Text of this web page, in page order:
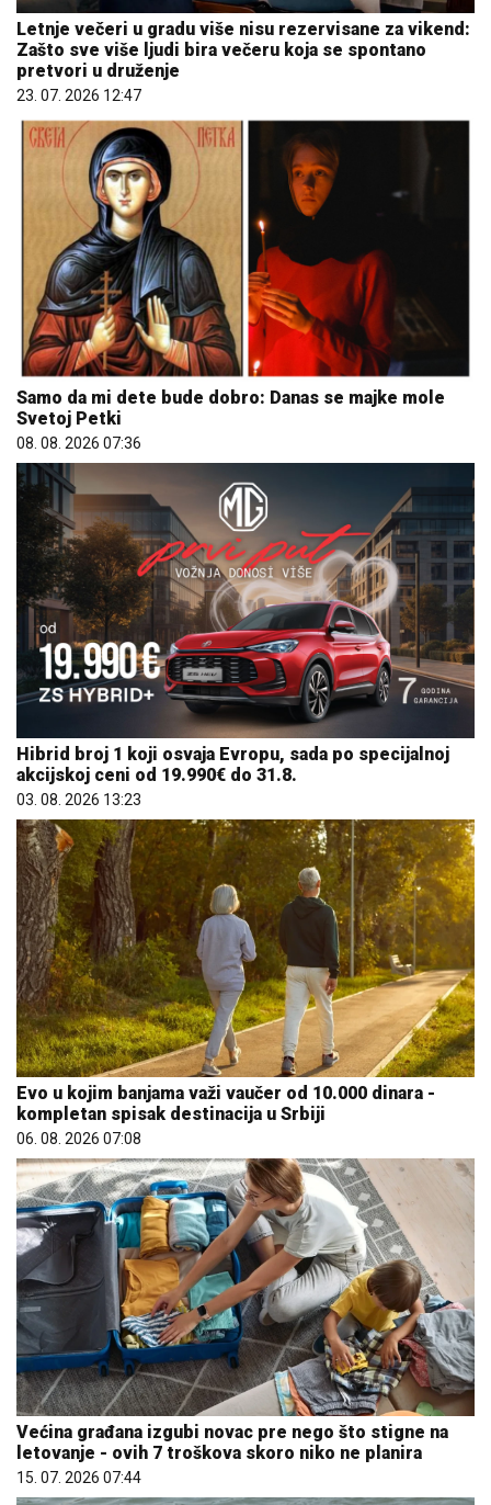
Letnje večeri u gradu više nisu rezervisane za vikend:
Zašto sve više ljudi bira večeru koja se spontano
pretvori u druženje
23. 07. 2026 12:47
Samo da mi dete bude dobro: Danas se majke mole
Svetoj Petki
08. 08. 2026 07:36
Hibrid broj 1 koji osvaja Evropu, sada po specijalnoj
akcijskoj ceni od 19.990€ do 31.8.
03. 08. 2026 13:23
Evo u kojim banjama važi vaučer od 10.000 dinara -
kompletan spisak destinacija u Srbiji
06. 08. 2026 07:08
Većina građana izgubi novac pre nego što stigne na
letovanje - ovih 7 troškova skoro niko ne planira
15. 07. 2026 07:44